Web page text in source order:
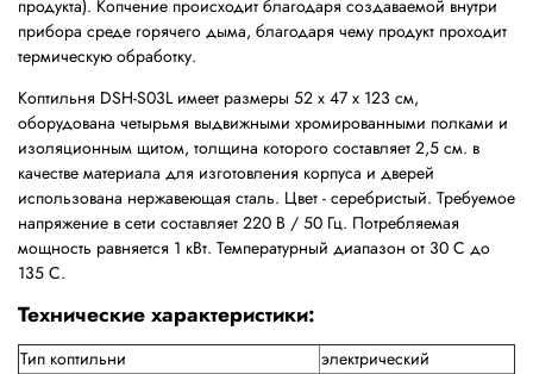
продукта). Копчение происходит благодаря создаваемой внутри
прибора среде горячего дыма, благодаря чему продукт проходит
термическую обработку.
Коптильня DSH-S03L имеет размеры 52 х 47 х 123 см,
оборудована четырьмя выдвижными хромированными полками и
изоляционным щитом, толщина которого составляет 2,5 см. в
качестве материала для изготовления корпуса и дверей
использована нержавеющая сталь. Цвет - серебристый. Требуемое
напряжение в сети составляет 220 В / 50 Гц. Потребляемая
мощность равняется 1 кВт. Температурный диапазон от 30 С до
135 С.
Технические характеристики:
Тип коптильни
электрический